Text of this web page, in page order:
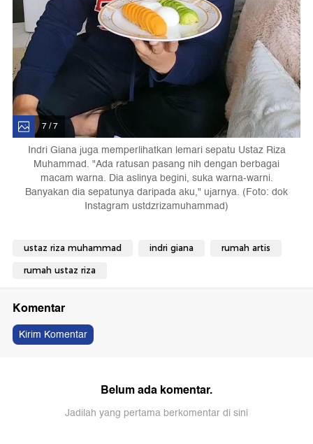
7 / 7
Indri Giana juga memperlihatkan lemari sepatu Ustaz Riza
Muhammad. "Ada ratusan pasang nih dengan berbagai
macam warna. Dia aslinya begini, suka warna-warni.
Banyakan dia sepatunya daripada aku," ujarnya. (Foto: dok
Instagram ustdzrizamuhammad)
ustaz riza muhammad indri giana rumah artis
rumah ustaz riza
Komentar
Kirim Komentar
Belum ada komentar.
Jadilah yang pertama berkomentar di sini